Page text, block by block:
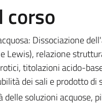
corso
Dissociazione
Lewis), relazione
titolazioni acido-
dei sali e prodotto di
soluzioni acquose,